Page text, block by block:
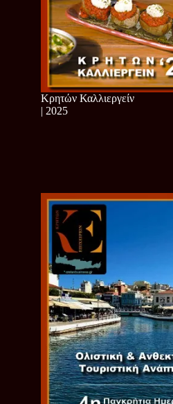
Κρητών Καλλιεργείν
| 2025